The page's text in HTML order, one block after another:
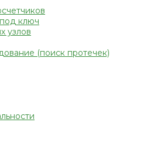
ключ
узлов
(поиск протечек)